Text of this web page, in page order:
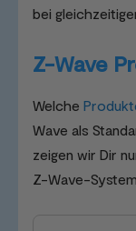
bei
Z-Wave
Welche
Wave als
zeigen wir Dir
Z-Wave-